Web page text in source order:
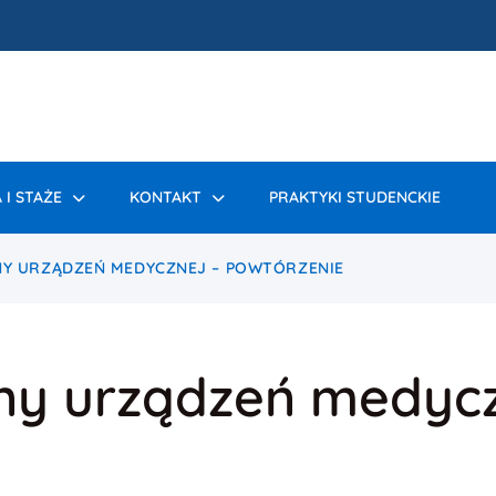
I STAŻE KONTAKT PRAKTYKI STUDENCKIE
URZĄDZEŃ MEDYCZNEJ – POWTÓRZENIE
urządzeń